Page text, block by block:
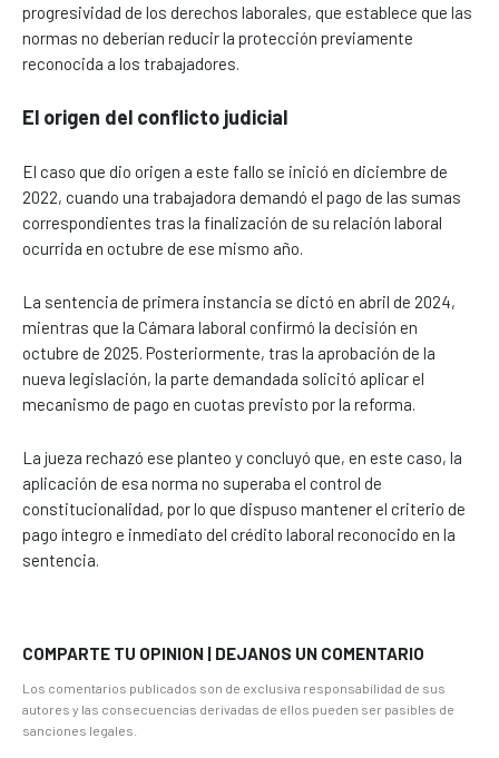
progresividad de los derechos laborales, que establece que las
normas no deberían reducir la protección previamente
reconocida a los trabajadores.
El origen del conflicto judicial
El caso que dio origen a este fallo se inició en diciembre de
2022, cuando una trabajadora demandó el pago de las sumas
correspondientes tras la finalización de su relación laboral
ocurrida en octubre de ese mismo año.
La sentencia de primera instancia se dictó en abril de 2024,
mientras que la Cámara laboral confirmó la decisión en
octubre de 2025. Posteriormente, tras la aprobación de la
nueva legislación, la parte demandada solicitó aplicar el
mecanismo de pago en cuotas previsto por la reforma.
La jueza rechazó ese planteo y concluyó que, en este caso, la
aplicación de esa norma no superaba el control de
constitucionalidad, por lo que dispuso mantener el criterio de
pago íntegro e inmediato del crédito laboral reconocido en la
sentencia.
COMPARTE TU OPINION | DEJANOS UN COMENTARIO
Los comentarios publicados son de exclusiva responsabilidad de sus
autores y las consecuencias derivadas de ellos pueden ser pasibles de
sanciones legales.